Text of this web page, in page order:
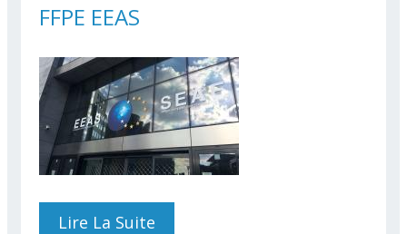
FFPE EEAS
Lire La Suite